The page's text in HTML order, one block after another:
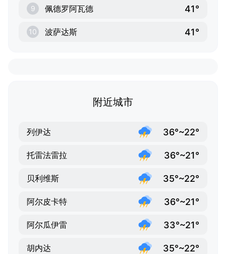
9 佩德罗阿瓦德 41°
10 波萨达斯 41°
附近城市
列伊达 36°~22°
托雷法雷拉 36°~21°
贝利维斯 35°~22°
阿尔皮卡特 36°~21°
阿尔瓜伊雷 33°~21°
胡内达 35°~22°